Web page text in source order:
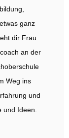
ganz
dir Frau
an der
Weg ins
und
Ideen.